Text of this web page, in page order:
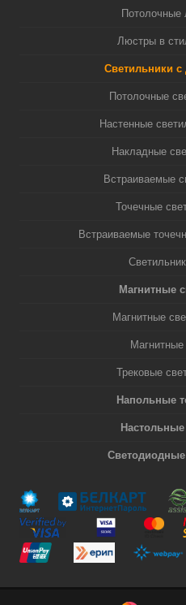
Потолочные
Люстры в
Светильники с
Потолочные
Настенные
Накладные
Встраиваемые
Точечные
Встраиваемые
Магнитные
Магнитные
Магнитные
Трековые
Напольные